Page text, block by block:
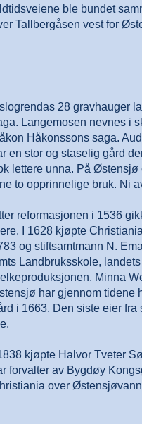
ble bundet
Tallbergåsen vest for
28 gravhauger
Langemosen nevnes i
Håkonssons saga.
en stor og staselig gård
lettere unna. På
to opprinnelige bruk. Ni
reformasjonen i 1536
I 1628 kjøpte
og stiftsamtmann N.
Landbruksskole,
Minna
har gjennom tidene
i 1663. Den siste eier
1838 kjøpte Halvor Tveter
forvalter av Bygdøy
over